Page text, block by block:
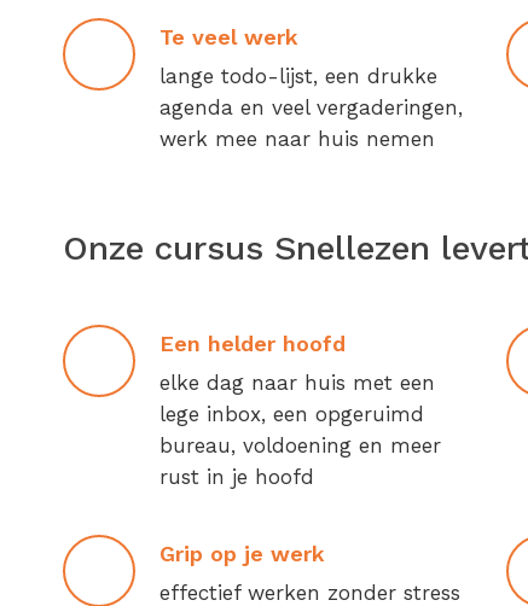
Te veel werk
lange todo-lijst, een drukke
agenda en veel vergaderingen,
werk mee naar huis nemen
Onze cursus Snellezen
Een helder hoofd
elke dag naar huis met een
lege inbox, een opgeruimd
bureau, voldoening en meer
rust in je hoofd
Grip op je werk
effectief werken zonder stress